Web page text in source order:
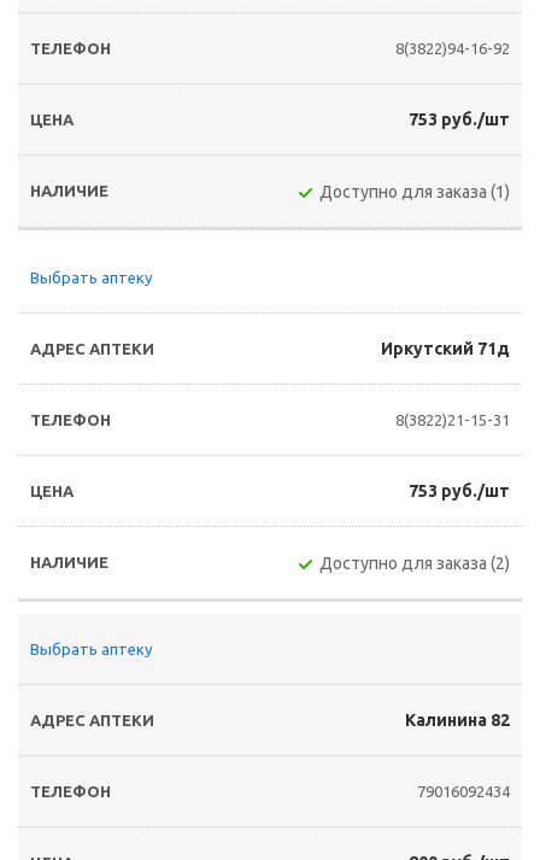
8(3822)94-16-92
753 руб./шт
Доступно для заказа (1)
Выбрать аптеку
Иркутский 71д
8(3822)21-15-31
753 руб./шт
Доступно для заказа (2)
Выбрать аптеку
Калинина 82
79016092434